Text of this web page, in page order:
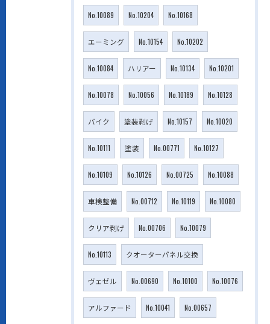
No.10089 No.10204 No.10168
エーミング No.10154 No.10202
No.10084 ハリアー No.10134 No.10201
No.10078 No.10056 No.10189 No.10128
バイク 塗装剥げ No.10157 No.10020
No.10111 塗装 No.00771 No.10127
No.10109 No.10126 No.00725 No.10088
車検整備 No.00712 No.10119 No.10080
クリア剥げ No.00706 No.10079
No.10113 クオーターパネル交換
ヴェゼル No.00690 No.10100 No.10076
アルファード No.10041 No.00657